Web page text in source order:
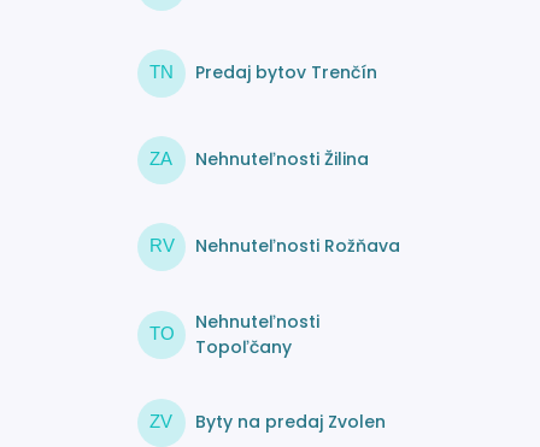
TN Predaj bytov Trenčín
ZA Nehnuteľnosti Žilina
RV Nehnuteľnosti Rožňava
TO
Nehnuteľnosti
Topoľčany
ZV Byty na predaj Zvolen